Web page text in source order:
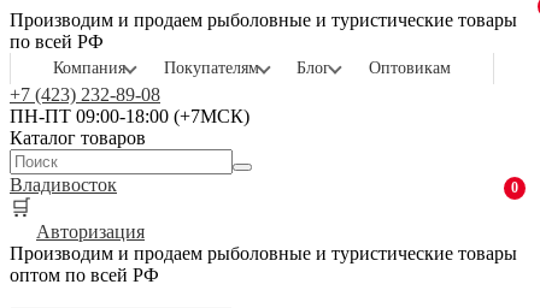
Производим и продаем рыболовные и туристические товары
по всей РФ
Компания Покупателям Блог Оптовикам
+7 (423) 232-89-08
ПН-ПТ 09:00-18:00 (+7МСК)
Каталог товаров
Владивосток
🛒
0
Авторизация
Производим и продаем рыболовные и туристические товары
оптом по всей РФ